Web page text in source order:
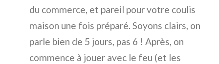
du commerce, et pareil pour votre coulis
maison une fois préparé. Soyons clairs, on
parle bien de 5 jours, pas 6 ! Après, on
commence à jouer avec le feu (et les